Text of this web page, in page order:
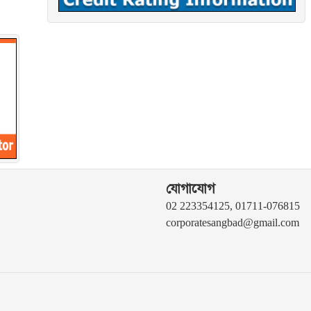
যোগাযোগ
02 223354125, 01711-076815
corporatesangbad@gmail.com